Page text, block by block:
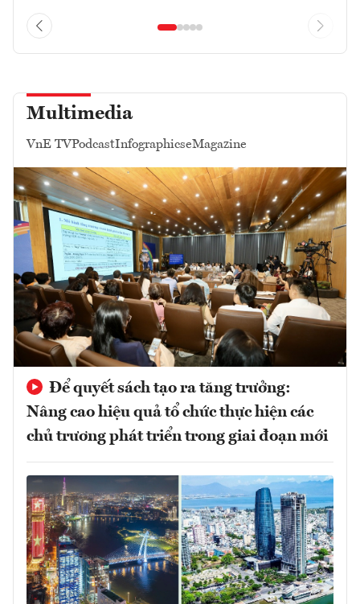
Multimedia
VnE TVPodcastInfographicseMagazine
Để quyết sách tạo ra tăng trưởng:
Nâng cao hiệu quả tổ chức thực hiện các
chủ trương phát triển trong giai đoạn mới